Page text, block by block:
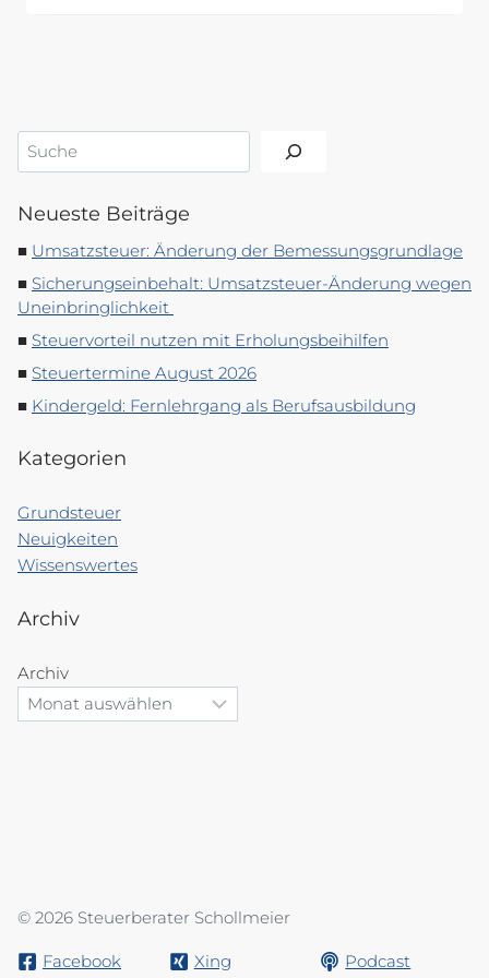
Suchen
Neueste Beiträge
Umsatzsteuer: Änderung der Bemessungsgrundlage
Sicherungseinbehalt: Umsatzsteuer-Änderung wegen
Uneinbringlichkeit
Steuervorteil nutzen mit Erholungsbeihilfen
Steuertermine August 2026
Kindergeld: Fernlehrgang als Berufsausbildung
Kategorien
Grundsteuer
Neuigkeiten
Wissenswertes
Archiv
Archiv
© 2026 Steuerberater Schollmeier
Facebook Xing Podcast